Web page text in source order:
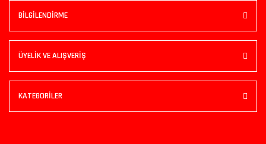
BİLGİLENDİRME
ÜYELİK VE ALIŞVERİŞ
KATEGORİLER